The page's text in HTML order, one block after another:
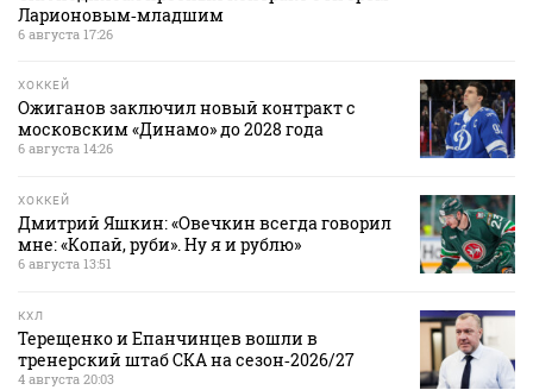
Ларионовым‑младшим
6 августа 17:26
ХОККЕЙ
Ожиганов заключил новый контракт с
московским «Динамо» до 2028 года
6 августа 14:26
ХОККЕЙ
Дмитрий Яшкин: «Овечкин всегда говорил
мне: «Копай, руби». Ну я и рублю»
6 августа 13:51
КХЛ
Терещенко и Епанчинцев вошли в
тренерский штаб СКА на сезон‑2026/27
4 августа 20:03